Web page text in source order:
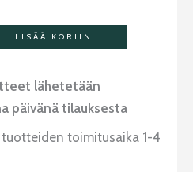
LISÄÄ KORIIN
lähetetään
päivänä tilauksesta
toimitusaika 1-4